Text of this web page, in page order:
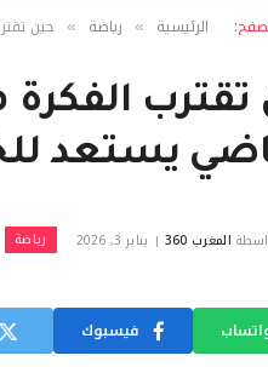
الرئيسية » رياضة » حين
تقترب الفكرة
يستعد
المغرب 360 يناير 3, 2026 رياضة
فيسبوك